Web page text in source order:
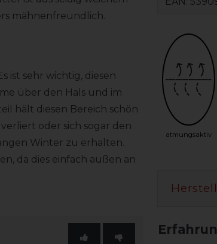
mähnenfreundlich.
ist sehr wichtig, diesen
über den Hals und im
hält diesen Bereich schön
oder sich sogar den
Winter zu erhalten.
da dies einfach außen an
atmungsaktiv